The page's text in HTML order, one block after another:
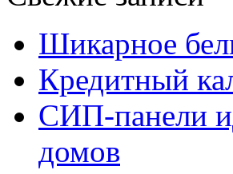
Шикарное
Кредитный
СИП-панели
домов